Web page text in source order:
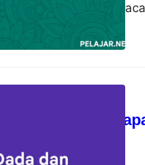
pemanfaatannya di
Pengertian